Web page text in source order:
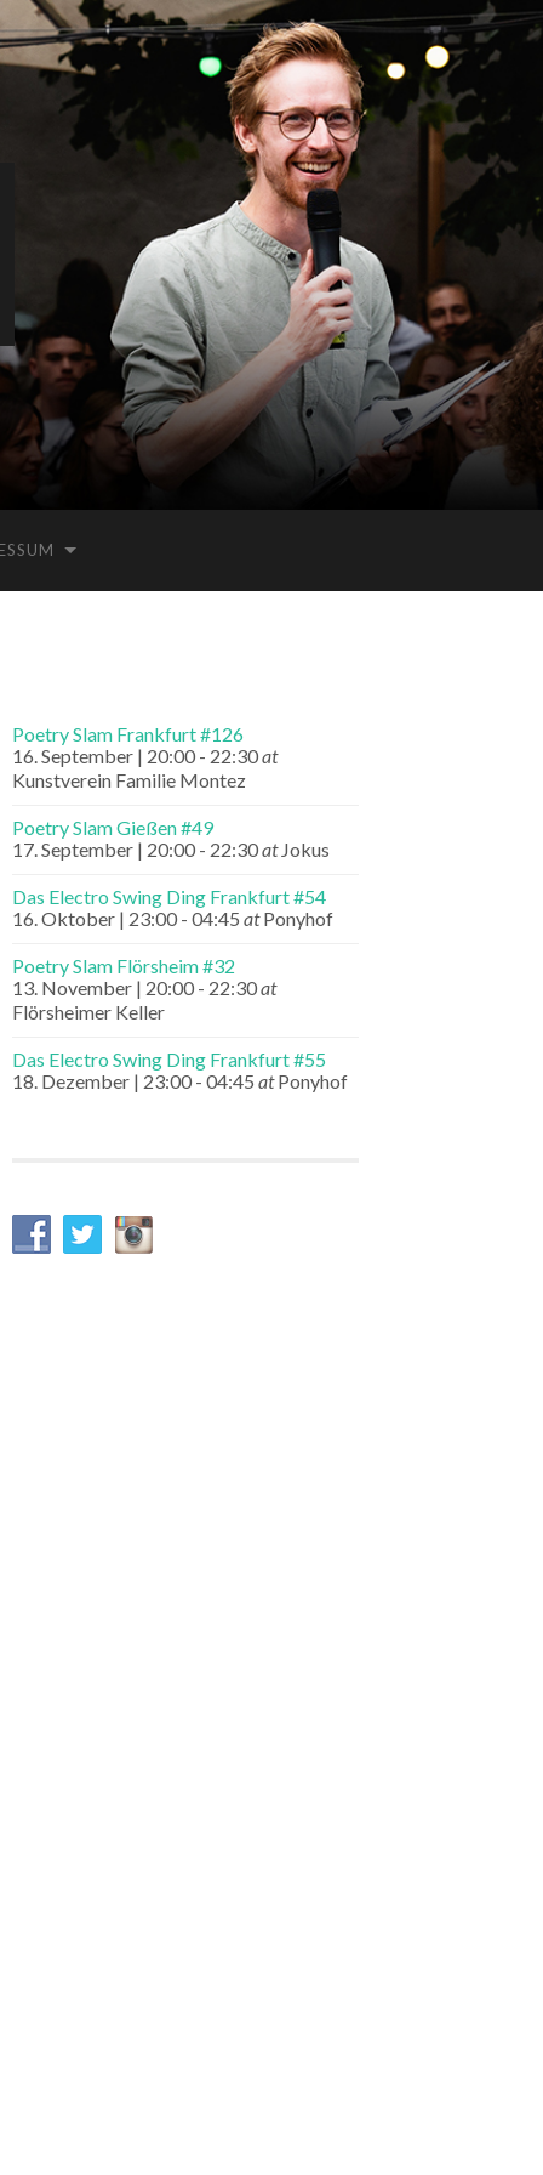
Poetry Slam Frankfurt #126
16. September | 20:00 - 22:30at
Kunstverein Familie Montez
Poetry Slam Gießen #49
17. September | 20:00 - 22:30at Jokus
Das Electro Swing Ding Frankfurt #54
16. Oktober | 23:00 - 04:45 atPonyhof
Poetry Slam Flörsheim #32
13. November | 20:00 - 22:30at
Flörsheimer Keller
Das Electro Swing Ding Frankfurt #55
18. Dezember | 23:00 - 04:45 atPonyhof